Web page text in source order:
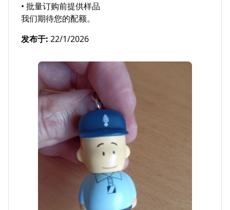
• 批量订购前提供样品
我们期待您的配额。
发布于: 22/1/2026